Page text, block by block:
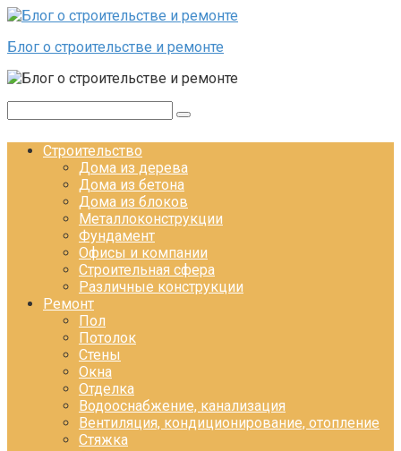
Перейти к контенту
Блог о строительстве и ремонте
Строительство
Дома из дерева
Дома из бетона
Дома из блоков
Металлоконструкции
Фундамент
Офисы и компании
Строительная сфера
Различные конструкции
Ремонт
Пол
Потолок
Стены
Окна
Отделка
Водооснабжение, канализация
Вентиляция, кондиционирование, отопление
Стяжка